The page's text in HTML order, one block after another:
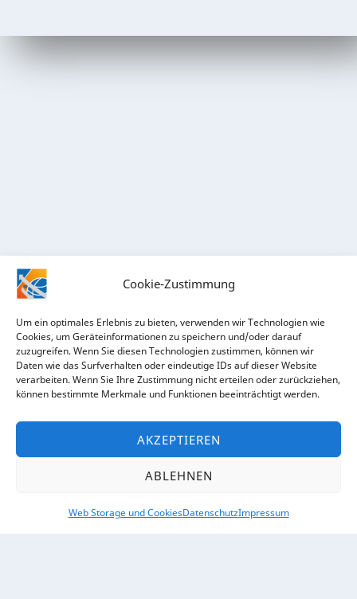
Cookie-Zustimmung
Um ein optimales Erlebnis zu bieten, verwenden wir Technologien wie
Cookies, um Geräteinformationen zu speichern und/oder darauf
zuzugreifen. Wenn Sie diesen Technologien zustimmen, können wir
Daten wie das Surfverhalten oder eindeutige IDs auf dieser Website
verarbeiten. Wenn Sie Ihre Zustimmung nicht erteilen oder zurückziehen,
können bestimmte Merkmale und Funktionen beeinträchtigt werden.
AKZEPTIEREN
ABLEHNEN
Web Storage und CookiesDatenschutzImpressum
RECHTLICHES
Impressum
Datenschutz